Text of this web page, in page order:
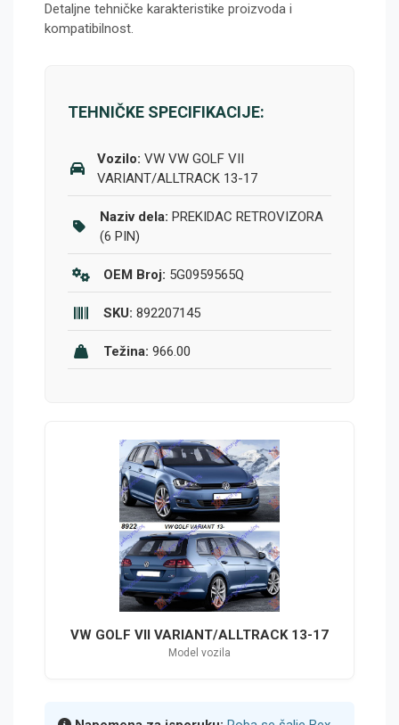
Detaljne tehničke karakteristike proizvoda i
kompatibilnost.
TEHNIČKE SPECIFIKACIJE:
Vozilo: VW VW GOLF VII
VARIANT/ALLTRACK 13-17
Naziv dela: PREKIDAC RETROVIZORA
(6 PIN)
OEM Broj: 5G0959565Q
SKU: 892207145
Težina: 966.00
VW GOLF VII VARIANT/ALLTRACK 13-17
Model vozila